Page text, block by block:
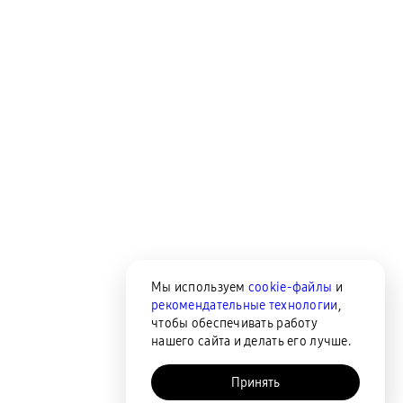
Мы используем cookie-файлы и
рекомендательные технологии,
чтобы обеспечивать работу
нашего сайта и делать его лучше.
Принять